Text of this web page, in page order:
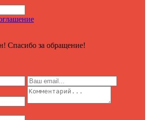
Спасибо за обращение!